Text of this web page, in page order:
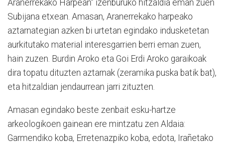
Aranerrekako Harpean" izenburuko hitzaldia eman zuen
Subijana etxean. Amasan, Aranerrekako harpeako
aztarnategian azken bi urtetan egindako indusketetan
aurkitutako material interesgarrien berri eman zuen,
hain zuzen. Burdin Aroko eta Goi Erdi Aroko garaikoak
dira topatu dituzten aztarnak (zeramika puska batik bat),
eta hitzaldian jendaurrean jarri zituzten.
Amasan egindako beste zenbait esku-hartze
arkeologikoen gainean ere mintzatu zen Aldaia:
Garmendiko koba, Erretenazpiko koba, edota, Irañetako